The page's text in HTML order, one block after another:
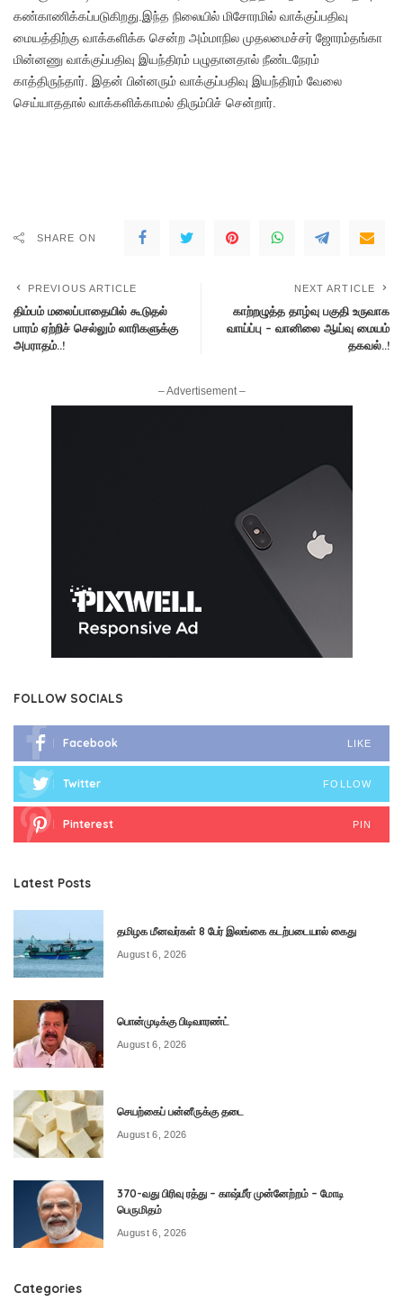
கண்காணிக்கப்படுகிறது.இந்த நிலையில் மிசோரமில் வாக்குப்பதிவு
மையத்திற்கு வாக்களிக்க சென்ற அம்மாநில முதலமைச்சர் ஜோரம்தங்கா
மின்னணு வாக்குப்பதிவு இயந்திரம் பழுதானதால் நீண்டநேரம்
காத்திருந்தார். இதன் பின்னரும் வாக்குப்பதிவு இயந்திரம் வேலை
செய்யாததால் வாக்களிக்காமல் திரும்பிச் சென்றார்.
SHARE ON
PREVIOUS ARTICLE
திம்பம் மலைப்பாதையில் கூடுதல்
பாரம் ஏற்றிச் செல்லும் லாரிகளுக்கு
அபராதம்..!
NEXT ARTICLE
காற்றழுத்த தாழ்வு பகுதி உருவாக
வாய்ப்பு – வானிலை ஆய்வு மையம்
தகவல்..!
– Advertisement –
FOLLOW SOCIALS
Facebook LIKE
Twitter FOLLOW
Pinterest PIN
Latest Posts
தமிழக மீனவர்கள் 8 பேர் இலங்கை கடற்படையால் கைது
August 6, 2026
பொன்முடிக்கு பிடிவாரண்ட்
August 6, 2026
செயற்கைப் பன்னீருக்கு தடை
August 6, 2026
370-வது பிரிவு ரத்து – காஷ்மீர் முன்னேற்றம் – மோடி
பெருமிதம்
August 6, 2026
Categories